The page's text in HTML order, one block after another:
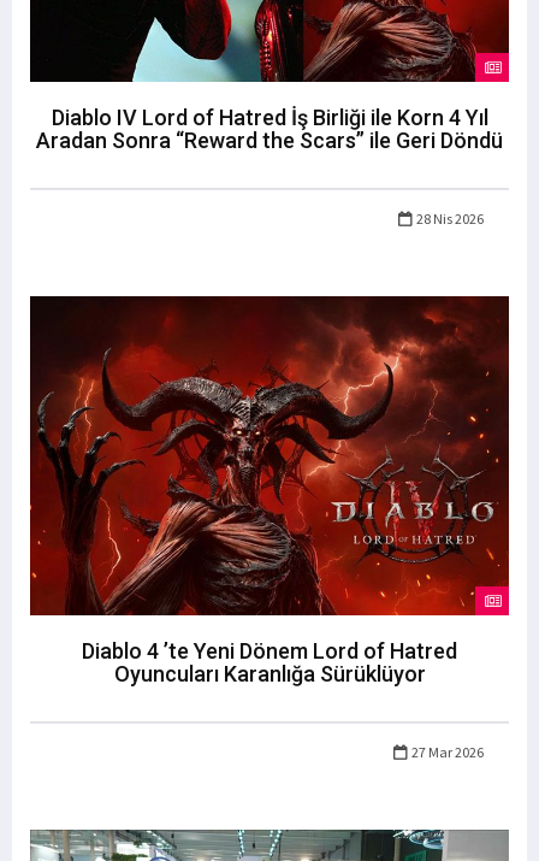
Diablo IV Lord of Hatred İş Birliği ile Korn 4 Yıl
Aradan Sonra “Reward the Scars” ile Geri Döndü
28 Nis 2026
Diablo 4 ’te Yeni Dönem Lord of Hatred
Oyuncuları Karanlığa Sürüklüyor
27 Mar 2026